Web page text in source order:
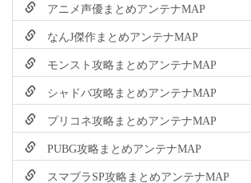
アニメ声優まとめアンテナMAP
なんJ傑作まとめアンテナMAP
モンスト攻略まとめアンテナMAP
シャドバ攻略まとめアンテナMAP
プリコネ攻略まとめアンテナMAP
PUBG攻略まとめアンテナMAP
スマブラSP攻略まとめアンテナMAP